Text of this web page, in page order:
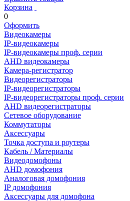
Корзина
0
Оформить
Видеокамеры
IP-видеокамеры
IP-видеокамеры проф. серии
AHD видеокамеры
Камера-регистратор
Видеорегистраторы
IP-видеорегистраторы
IP-видеорегистраторы проф. серии
AHD видеорегистраторы
Сетевое оборудование
Коммутаторы
Аксессуары
Точка доступа и роутеры
Кабель / Материалы
Видеодомофоны
AHD домофония
Аналоговая домофония
IP домофония
Аксессуары для домофона